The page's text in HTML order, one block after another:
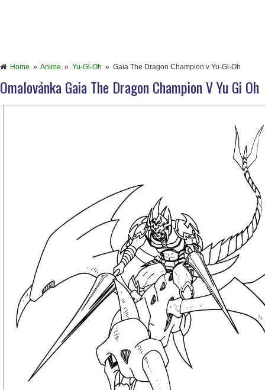
Home » Anime » Yu-Gi-Oh » Gaia The Dragon Champion v Yu-Gi-Oh
Omalovánka Gaia The Dragon Champion V Yu Gi Oh